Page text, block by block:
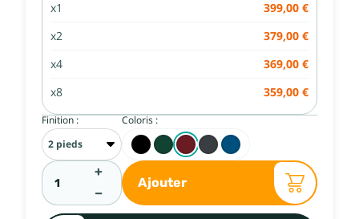
x1 399,00 €
x2 379,00 €
x4 369,00 €
x8 359,00 €
Finition : Coloris :
+
−
Ajouter